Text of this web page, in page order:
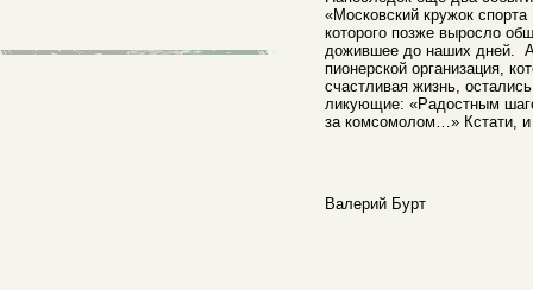
«Московский кружок спорта
которого позже выросло
дожившее до наших дней.
пионерской организация,
счастливая жизнь,
ликующие: «Радостным
за комсомолом…» Кстати,
Валерий Бурт